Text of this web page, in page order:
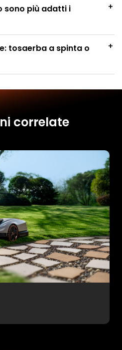
sono più adatti i
+
tosaerba a spinta o
+
correlate